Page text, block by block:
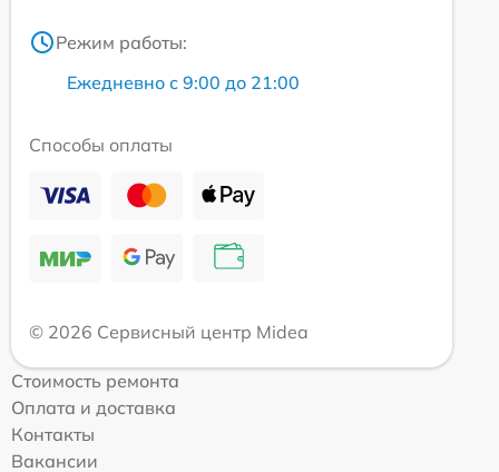
Режим работы:
Ежедневно с 9:00 до 21:00
Способы оплаты
© 2026 Сервисный центр Midea
Стоимость ремонта
Оплата и доставка
Контакты
Вакансии